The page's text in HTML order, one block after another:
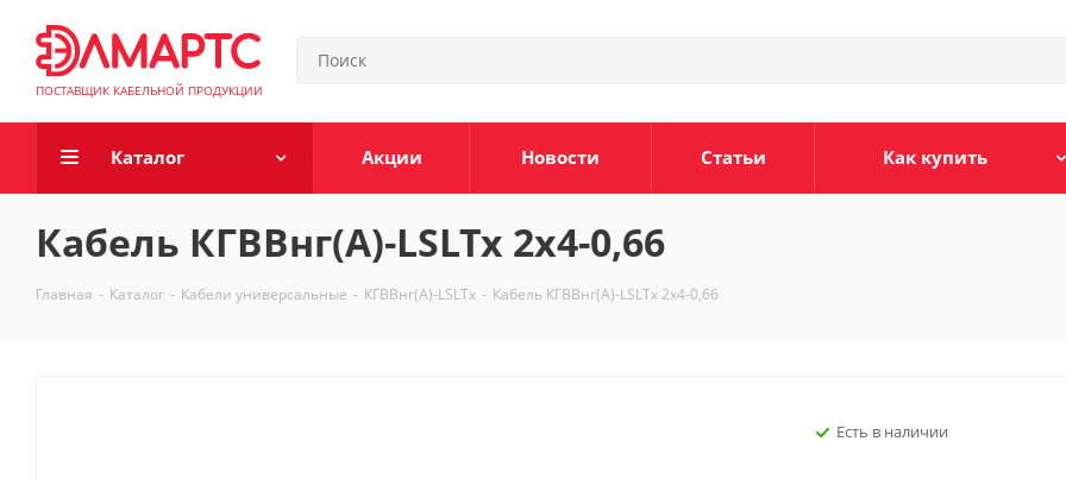
ПОСТАВЩИК КАБЕЛЬНОЙ ПРОДУКЦИИ
Каталог Акции Новости Статьи Как купить
Кабель КГВВнг(А)-LSLTx 2х4-0,66
Главная - Каталог - Кабели универсальные - КГВВнг(А)-LSLTx - Кабель КГВВнг(А)-LSLTx 2х4-0,66
Есть в наличии